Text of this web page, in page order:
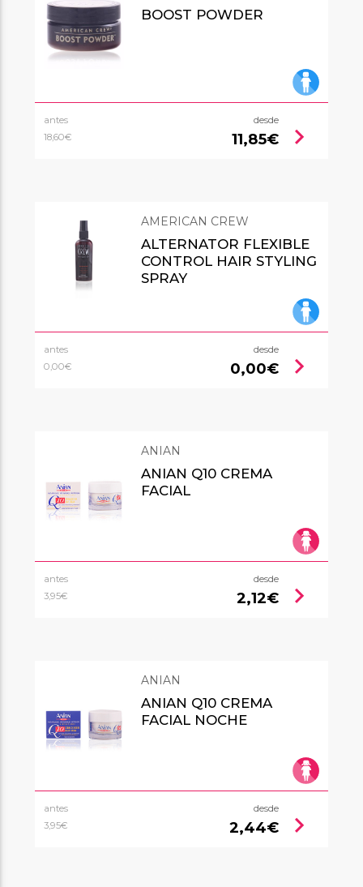
BOOST POWDER
antes
18,60€
desde
11,85€ chevron_right
AMERICAN CREW
ALTERNATOR FLEXIBLE
CONTROL HAIR STYLING
SPRAY
antes
0,00€
desde
0,00€ chevron_right
ANIAN
ANIAN Q10 CREMA
FACIAL
antes
3,95€
desde
2,12€ chevron_right
ANIAN
ANIAN Q10 CREMA
FACIAL NOCHE
antes
3,95€
desde
2,44€ chevron_right